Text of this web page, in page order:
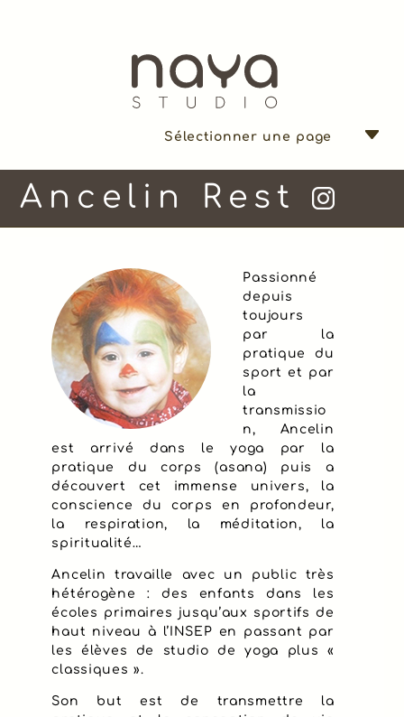
Sélectionner une page
Ancelin Rest
Passionné
depuis
toujours
par la
pratique du
sport et par
la
transmissio
n, Ancelin
est arrivé dans le yoga par la
pratique du corps (asana) puis a
découvert cet immense univers, la
conscience du corps en profondeur,
la respiration, la méditation, la
spiritualité…
Ancelin travaille avec un public très
hétérogène : des enfants dans les
écoles primaires jusqu’aux sportifs de
haut niveau à l’INSEP en passant par
les élèves de studio de yoga plus «
classiques ».
Son but est de transmettre la